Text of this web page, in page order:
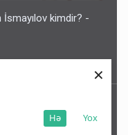
Yox
Hə
×
kimdir? -